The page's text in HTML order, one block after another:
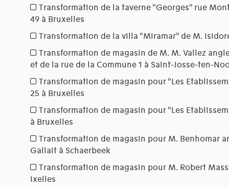
Transformation de la taverne "Georges" rue
49 à Bruxelles
Transformation de la villa "Miramar" de M.
Transformation de magasin de M. M. Vallez
et de la rue de la Commune 1 à Saint-Josse-ten-
Transformation de magasin pour "Les
25 à Bruxelles
Transformation de magasin pour "Les
à Bruxelles
Transformation de magasin pour M. Benhomar
Gallait à Schaerbeek
Transformation de magasin pour M. Robert
Ixelles